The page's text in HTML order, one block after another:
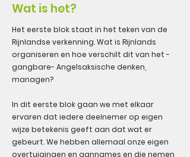
Wat is het?
Het eerste blok staat in het teken van de
Rijnlandse verkenning. Wat is Rijnlands
organiseren en hoe verschilt dit van het -
gangbare- Angelsaksische denken,
managen?
In dit eerste blok gaan we met elkaar
ervaren dat iedere deelnemer op eigen
wijze betekenis geeft aan dat wat er
gebeurt. We hebben allemaal onze eigen
overtuigingen en aannames en die nemen